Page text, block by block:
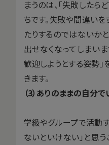
まうのは、「失敗したら
ちです。失敗や間違い
たりするのではないか
出せなくなってしまい
歓迎しようとする姿勢
きます。
（3）ありのままの自分
学級やグループで活動
ないといけない」と思